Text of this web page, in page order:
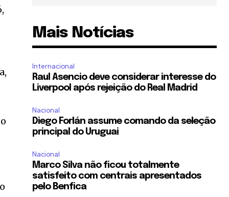
Mais Notícias
Internacional
Raul Asencio deve considerar interesse do
Liverpool após rejeição do Real Madrid
Nacional
Diego Forlán assume comando da seleção
principal do Uruguai
Nacional
Marco Silva não ficou totalmente
satisfeito com centrais apresentados
pelo Benfica